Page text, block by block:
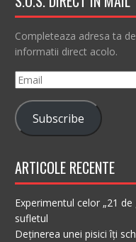
Completeaza adresa ta
informatii direct acolo.
Email
Subscribe
ARTICOLE RECENTE
Experimentul celor „21
sufletul
Deținerea unei pisici îți